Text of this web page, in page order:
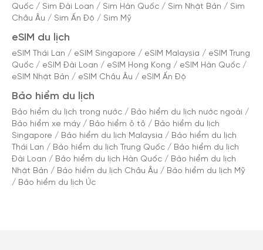
Quốc / Sim Đài Loan / Sim Hàn Quốc / Sim Nhật Bản / Sim
Châu Âu / Sim Ấn Độ / Sim Mỹ
eSIM du lịch
eSIM Thái Lan / eSIM Singapore / eSIM Malaysia / eSIM Trung
Quốc / eSIM Đài Loan / eSIM Hong Kong / eSIM Hàn Quốc /
eSIM Nhật Bản / eSIM Châu Âu / eSIM Ấn Độ
Bảo hiểm du lịch
Bảo hiểm du lịch trong nước / Bảo hiểm du lịch nước ngoài /
Bảo hiểm xe máy / Bảo hiểm ô tô / Bảo hiểm du lịch
Singapore / Bảo hiểm du lịch Malaysia / Bảo hiểm du lịch
Thái Lan / Bảo hiểm du lịch Trung Quốc / Bảo hiểm du lịch
Đài Loan / Bảo hiểm du lịch Hàn Quốc / Bảo hiểm du lịch
Nhật Bản / Bảo hiểm du lịch Châu Âu / Bảo hiểm du lịch Mỹ
/ Bảo hiểm du lịch Úc